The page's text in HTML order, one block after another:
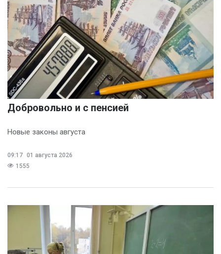
Добровольно и с пенсией
Новые законы августа
09:17 01 августа 2026
1555